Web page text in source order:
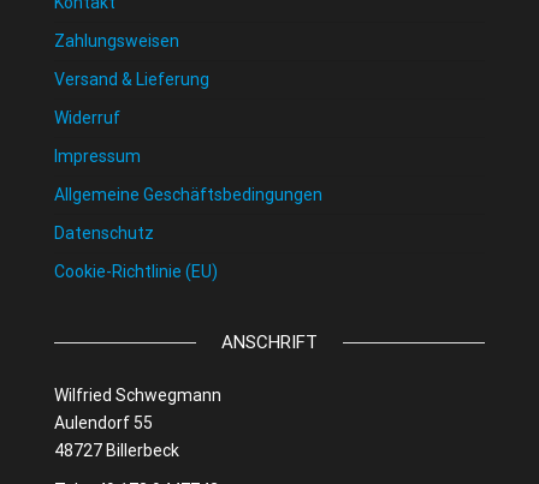
Zahlungsweisen
Versand & Lieferung
Widerruf
Impressum
Allgemeine Geschäftsbedingungen
Datenschutz
Cookie-Richtlinie (EU)
ANSCHRIFT
Wilfried Schwegmann
Aulendorf 55
48727 Billerbeck